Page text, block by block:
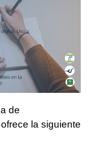
de
la siguiente